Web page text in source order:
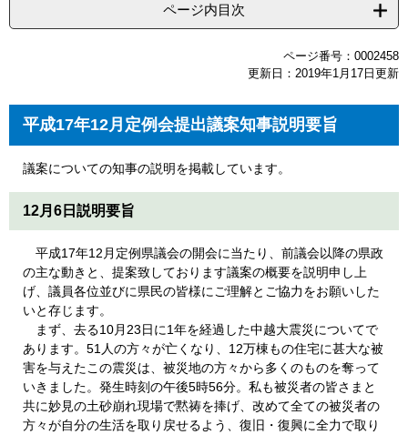
ページ内目次
ページ番号：0002458
更新日：2019年1月17日更新
平成17年12月定例会提出議案知事説明要旨
議案についての知事の説明を掲載しています。
12月6日説明要旨
平成17年12月定例県議会の開会に当たり、前議会以降の県政
の主な動きと、提案致しております議案の概要を説明申し上
げ、議員各位並びに県民の皆様にご理解とご協力をお願いした
いと存じます。
まず、去る10月23日に1年を経過した中越大震災についてで
あります。51人の方々が亡くなり、12万棟もの住宅に甚大な被
害を与えたこの震災は、被災地の方々から多くのものを奪って
いきました。発生時刻の午後5時56分。私も被災者の皆さまと
共に妙見の土砂崩れ現場で黙祷を捧げ、改めて全ての被災者の
方々が自分の生活を取り戻せるよう、復旧・復興に全力で取り